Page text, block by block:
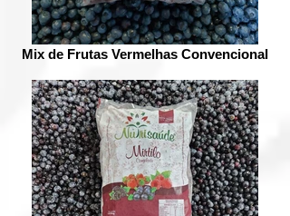
Mix de Frutas Vermelhas Convencional